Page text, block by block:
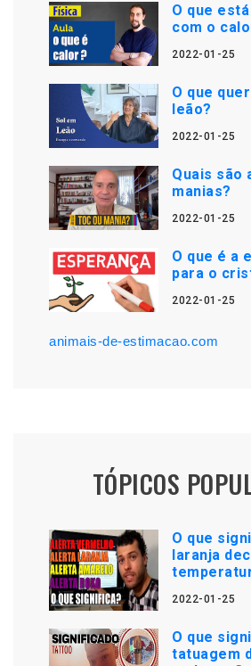
O que
com o
2022-01-25
O que
leão?
2022-01-25
Quais são
manias?
2022-01-25
O que é a
para o
2022-01-25
animais-de-estimacao.com
TÓPICOS
O que
laranja
2022-01-25
O que
tatuagem